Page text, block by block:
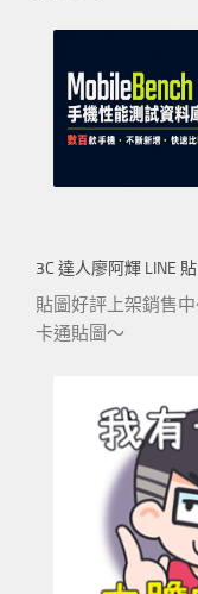
3C 達人廖阿輝 LINE
貼圖好評上架銷售
卡通貼圖～